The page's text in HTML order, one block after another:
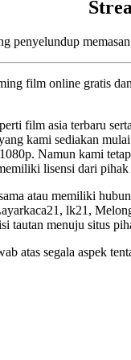
penyelundup
film online gratis
film asia terbaru
kami sediakan
Namun kami
lisensi dari
atau memiliki
lk21,
tautan menuju situs
atas segala aspek